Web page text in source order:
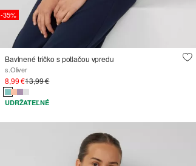
-35%
Bavlnené tričko s potlačou vpredu
s.Oliver
8,99 €13,99 €
UDRŽATEĽNÉ